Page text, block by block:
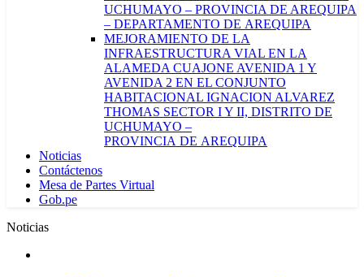
UCHUMAYO – PROVINCIA DE AREQUIPA
– DEPARTAMENTO DE AREQUIPA
MEJORAMIENTO DE LA
INFRAESTRUCTURA VIAL EN LA
ALAMEDA CUAJONE AVENIDA 1 Y
AVENIDA 2 EN EL CONJUNTO
HABITACIONAL IGNACION ALVAREZ
THOMAS SECTOR I Y II, DISTRITO DE
UCHUMAYO –
PROVINCIA DE AREQUIPA
Noticias
Contáctenos
Mesa de Partes Virtual
Gob.pe
Noticias